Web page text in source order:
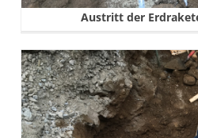
Austritt der